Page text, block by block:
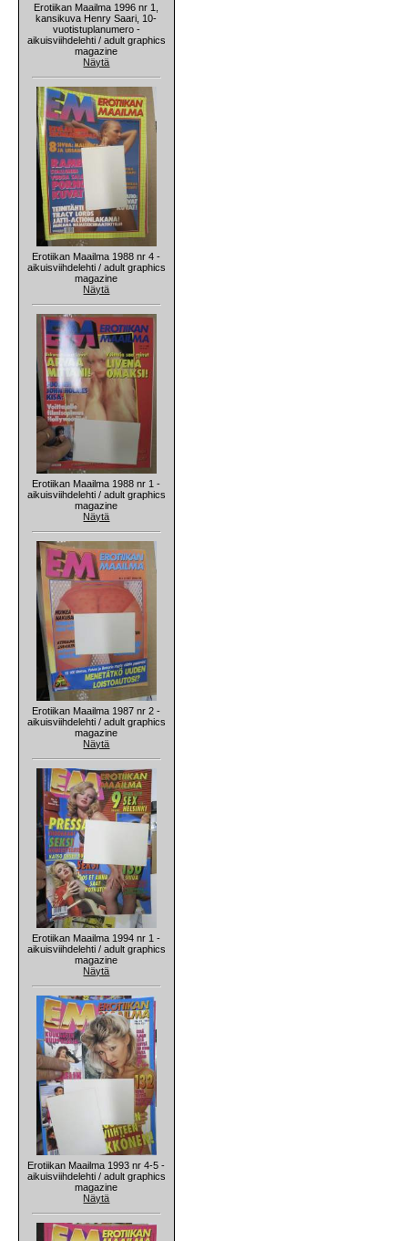
Erotiikan Maailma 1996 nr 1,
kansikuva Henry Saari, 10-
vuotistuplanumero -
aikuisviihdelehti / adult graphics
magazine
Näytä
Erotiikan Maailma 1988 nr 4 -
aikuisviihdelehti / adult graphics
magazine
Näytä
Erotiikan Maailma 1988 nr 1 -
aikuisviihdelehti / adult graphics
magazine
Näytä
Erotiikan Maailma 1987 nr 2 -
aikuisviihdelehti / adult graphics
magazine
Näytä
Erotiikan Maailma 1994 nr 1 -
aikuisviihdelehti / adult graphics
magazine
Näytä
Erotiikan Maailma 1993 nr 4-5 -
aikuisviihdelehti / adult graphics
magazine
Näytä